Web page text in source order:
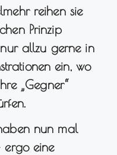
reihen sie
Prinzip
nur allzu gerne in
ein, wo
„Gegner“
nun mal
ergo eine